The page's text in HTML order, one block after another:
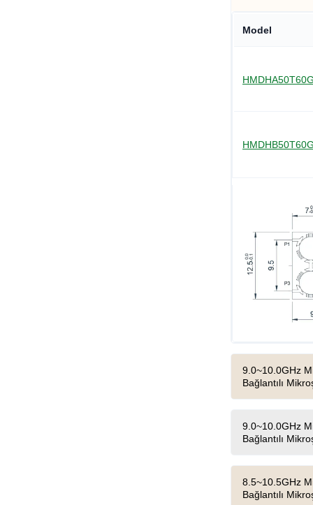
Model
9.0~10.0GHz
Bağlantılı
9.0~10.0GHz
Bağlantılı
8.5~10.5GHz
Bağlantılı